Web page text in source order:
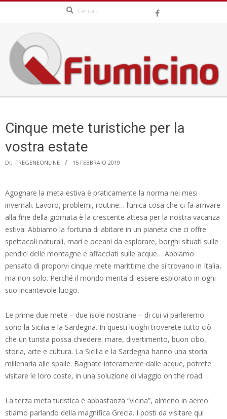
content
QFIUMICINO.COM
Menu
Cinque mete turistiche per la
vostra estate
DI: FREGENEONLINE 15 FEBBRAIO 2019
Agognare la meta estiva è praticamente la norma nei mesi
invernali. Lavoro, problemi, routine… l’unica cosa che ci fa arrivare
alla fine della giornata è la crescente attesa per la nostra vacanza
estiva. Abbiamo la fortuna di abitare in un pianeta che ci offre
spettacoli naturali, mari e oceani da esplorare, borghi situati sulle
pendici delle montagne e affacciati sulle acque… Abbiamo
pensato di proporvi cinque mete marittime che si trovano in Italia,
ma non solo. Perché il mondo merita di essere esplorato in ogni
suo incantevole luogo.
Le prime due mete – due isole nostrane – di cui vi parleremo
sono la Sicilia e la Sardegna. In questi luoghi troverete tutto ciò
che un turista possa chiedere: mare, divertimento, buon cibo,
storia, arte e cultura. La Sicilia e la Sardegna hanno una storia
millenaria alle spalle. Bagnate interamente dalle acque, potrete
visitare le loro coste, in una soluzione di viaggio on the road.
La terza meta turistica è abbastanza “vicina”, almeno in aereo:
stiamo parlando della magnifica Grecia. I posti da visitare qui